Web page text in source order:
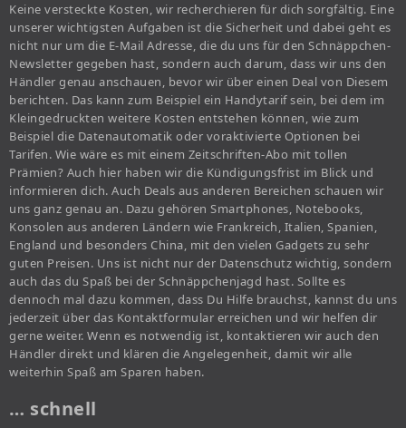
Keine versteckte Kosten, wir recherchieren für dich sorgfältig. Eine
unserer wichtigsten Aufgaben ist die Sicherheit und dabei geht es
nicht nur um die E-Mail Adresse, die du uns für den Schnäppchen-
Newsletter gegeben hast, sondern auch darum, dass wir uns den
Händler genau anschauen, bevor wir über einen Deal von Diesem
berichten. Das kann zum Beispiel ein Handytarif sein, bei dem im
Kleingedruckten weitere Kosten entstehen können, wie zum
Beispiel die Datenautomatik oder voraktivierte Optionen bei
Tarifen. Wie wäre es mit einem Zeitschriften-Abo mit tollen
Prämien? Auch hier haben wir die Kündigungsfrist im Blick und
informieren dich. Auch Deals aus anderen Bereichen schauen wir
uns ganz genau an. Dazu gehören Smartphones, Notebooks,
Konsolen aus anderen Ländern wie Frankreich, Italien, Spanien,
England und besonders China, mit den vielen Gadgets zu sehr
guten Preisen. Uns ist nicht nur der Datenschutz wichtig, sondern
auch das du Spaß bei der Schnäppchenjagd hast. Sollte es
dennoch mal dazu kommen, dass Du Hilfe brauchst, kannst du uns
jederzeit über das Kontaktformular erreichen und wir helfen dir
gerne weiter. Wenn es notwendig ist, kontaktieren wir auch den
Händler direkt und klären die Angelegenheit, damit wir alle
weiterhin Spaß am Sparen haben.
… schnell